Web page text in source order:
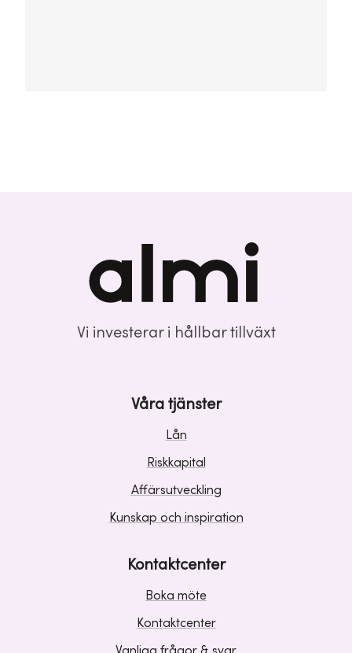
Vi investerar i hållbar tillväxt
Våra tjänster
Lån
Riskkapital
Affärsutveckling
Kunskap och inspiration
Kontaktcenter
Boka möte
Kontaktcenter